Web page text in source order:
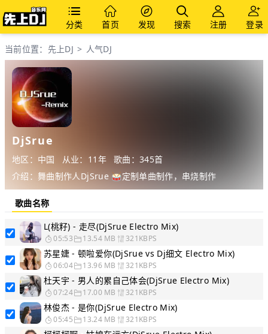
分类 首页 发现 搜索 注册 登录
当前位置： 先上DJ > 人气DJ
DjSrue
地区：中国 从业：11年
歌曲：345首
介绍：舞曲制作人DjSrue 🥁定制单曲制作，串烧制作
歌曲名称
L(桃籽) - 走尽(DjSrue Electro Mix)
05:53 13.54 MB 321KBPS
苏星婕 - 顿啦爱你(DjSrue vs Dj细文 Electro Mix)
06:04 13.96 MB 321KBPS
杜天宇 - 男人的累自己体会(DjSrue Electro Mix)
07:24 17.00 MB 321KBPS
林俊杰 - 是你(DjSrue Electro Mix)
05:45 13.24 MB 321KBPS